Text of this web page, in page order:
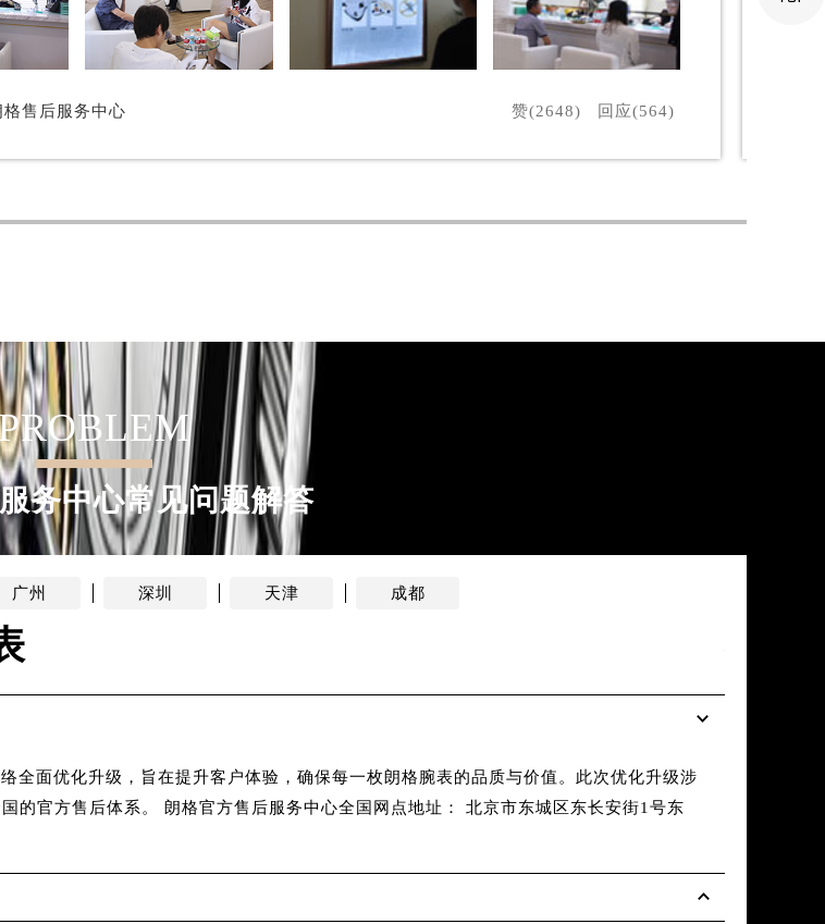
预约）
预约）
前预约）
务中心（需提前预约）
约）
提前预约）
）
）
）
）
）
）
约）
约）
约）
约）
）
中心（需提前预约）
朗格售后服务中心（需提前预约）
室朗格售后服务中心（北京总部）（需提前预约）
格售后服务中心 赞(2648) 回应(564)
务中心常见问题解答
广州 深圳 天津 成都
全面优化升级，旨在提升客户体验，确保每一枚朗格腕表的品质与价值。此次优化升级涉
的官方售后体系。 朗格官方售后服务中心全国网点地址： 北京市东城区东长安街1号东